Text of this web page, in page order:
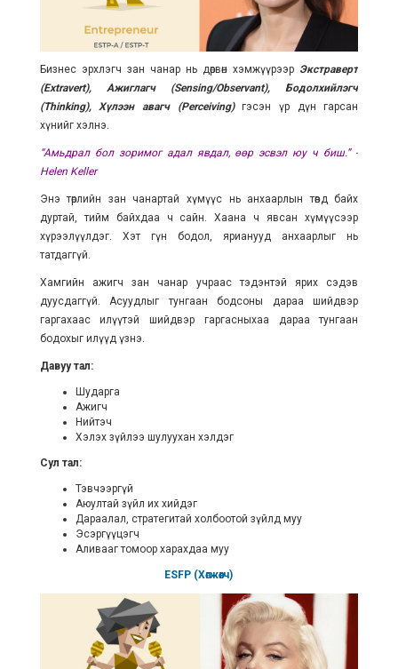
Бизнес эрхлэгч зан чанар нь дөрвөн хэмжүүрээр Экстраверт
(Extravert), Ажиглагч (Sensing/Observant), Бодолхийлэгч
(Thinking), Хүлээн авагч (Perceiving)гэсэн үр дүн гарсан
хүнийг хэлнэ.
“Амьдрал бол зоримог адал явдал, өөр эсвэл юу ч биш.” -
Helen Keller
Энэ төрлийн зан чанартай хүмүүс нь анхаарлын төвд байх
дуртай, тийм байхдаа ч сайн. Хаана ч явсан хүмүүсээр
хүрээлүүлдэг. Хэт гүн бодол, ярианууд анхаарлыг нь
татдаггүй.
Хамгийн ажигч зан чанар учраас тэдэнтэй ярих сэдэв
дуусдаггүй. Асуудлыг тунгаан бодсоны дараа шийдвэр
гаргахаас илүүтэй шийдвэр гаргасныхаа дараа тунгаан
бодохыг илүүд үзнэ.
Давуу тал:
Шударга
Ажигч
Нийтэч
Хэлэх зүйлээ шулуухан хэлдэг
Сул тал:
Тэвчээргүй
Аюултай зүйл их хийдэг
Дараалал, стратегитай холбоотой зүйлд муу
Эсэргүүцэгч
Аливааг томоор харахдаа муу
ESFP (Хөгжөөгч)